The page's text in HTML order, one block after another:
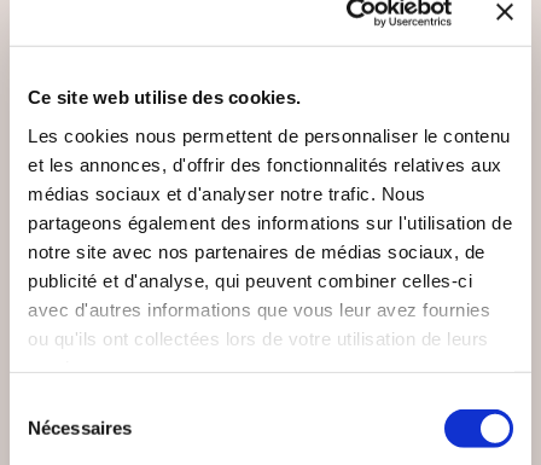
Ce site web utilise des cookies.
Les cookies nous permettent de personnaliser le contenu
et les annonces, d'offrir des fonctionnalités relatives aux
médias sociaux et d'analyser notre trafic. Nous
partageons également des informations sur l'utilisation de
notre site avec nos partenaires de médias sociaux, de
publicité et d'analyse, qui peuvent combiner celles-ci
avec d'autres informations que vous leur avez fournies
ou qu'ils ont collectées lors de votre utilisation de leurs
Nécessaires
VOUS AIMEREZ AUSSI